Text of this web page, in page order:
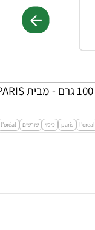
l'oreal
paris כיסוי שורשים l'oréal